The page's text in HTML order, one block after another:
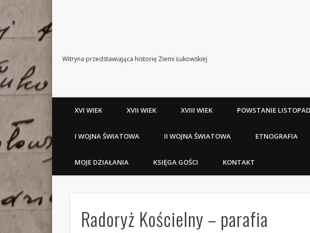
Witryna przedstawiająca historię Ziemi Łukowskiej
XVI WIEK XVII WIEK XVIII WIEK POWSTANIE
I WOJNA ŚWIATOWA II WOJNA ŚWIATOWA ETNOGRAFIA
MOJE DZIAŁANIA KSIĘGA GOŚCI KONTAKT
Radoryż Kościelny – parafia